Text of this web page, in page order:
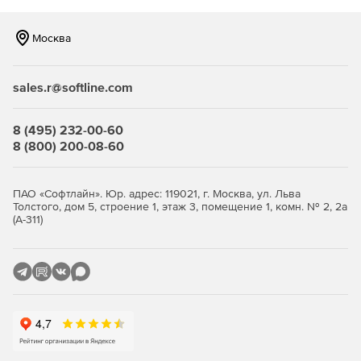
проверки домашних заданий с помощью чатов и
Системные требования:
Комплектующие
ОС Windows Windows10/8.1/8/7
OC MacOS
Процессор
Москва
sales.r@softline.com
8 (495) 232-00-60
8 (800) 200-08-60
ПАО «Софтлайн». Юр. адрес: 119021, г. Москва, ул. Льва
Толстого, дом 5, строение 1, этаж 3, помещение 1, комн. № 2, 2а
(А-311)